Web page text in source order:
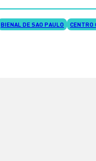
BIENAL DE SAO PAULO
CENTRO